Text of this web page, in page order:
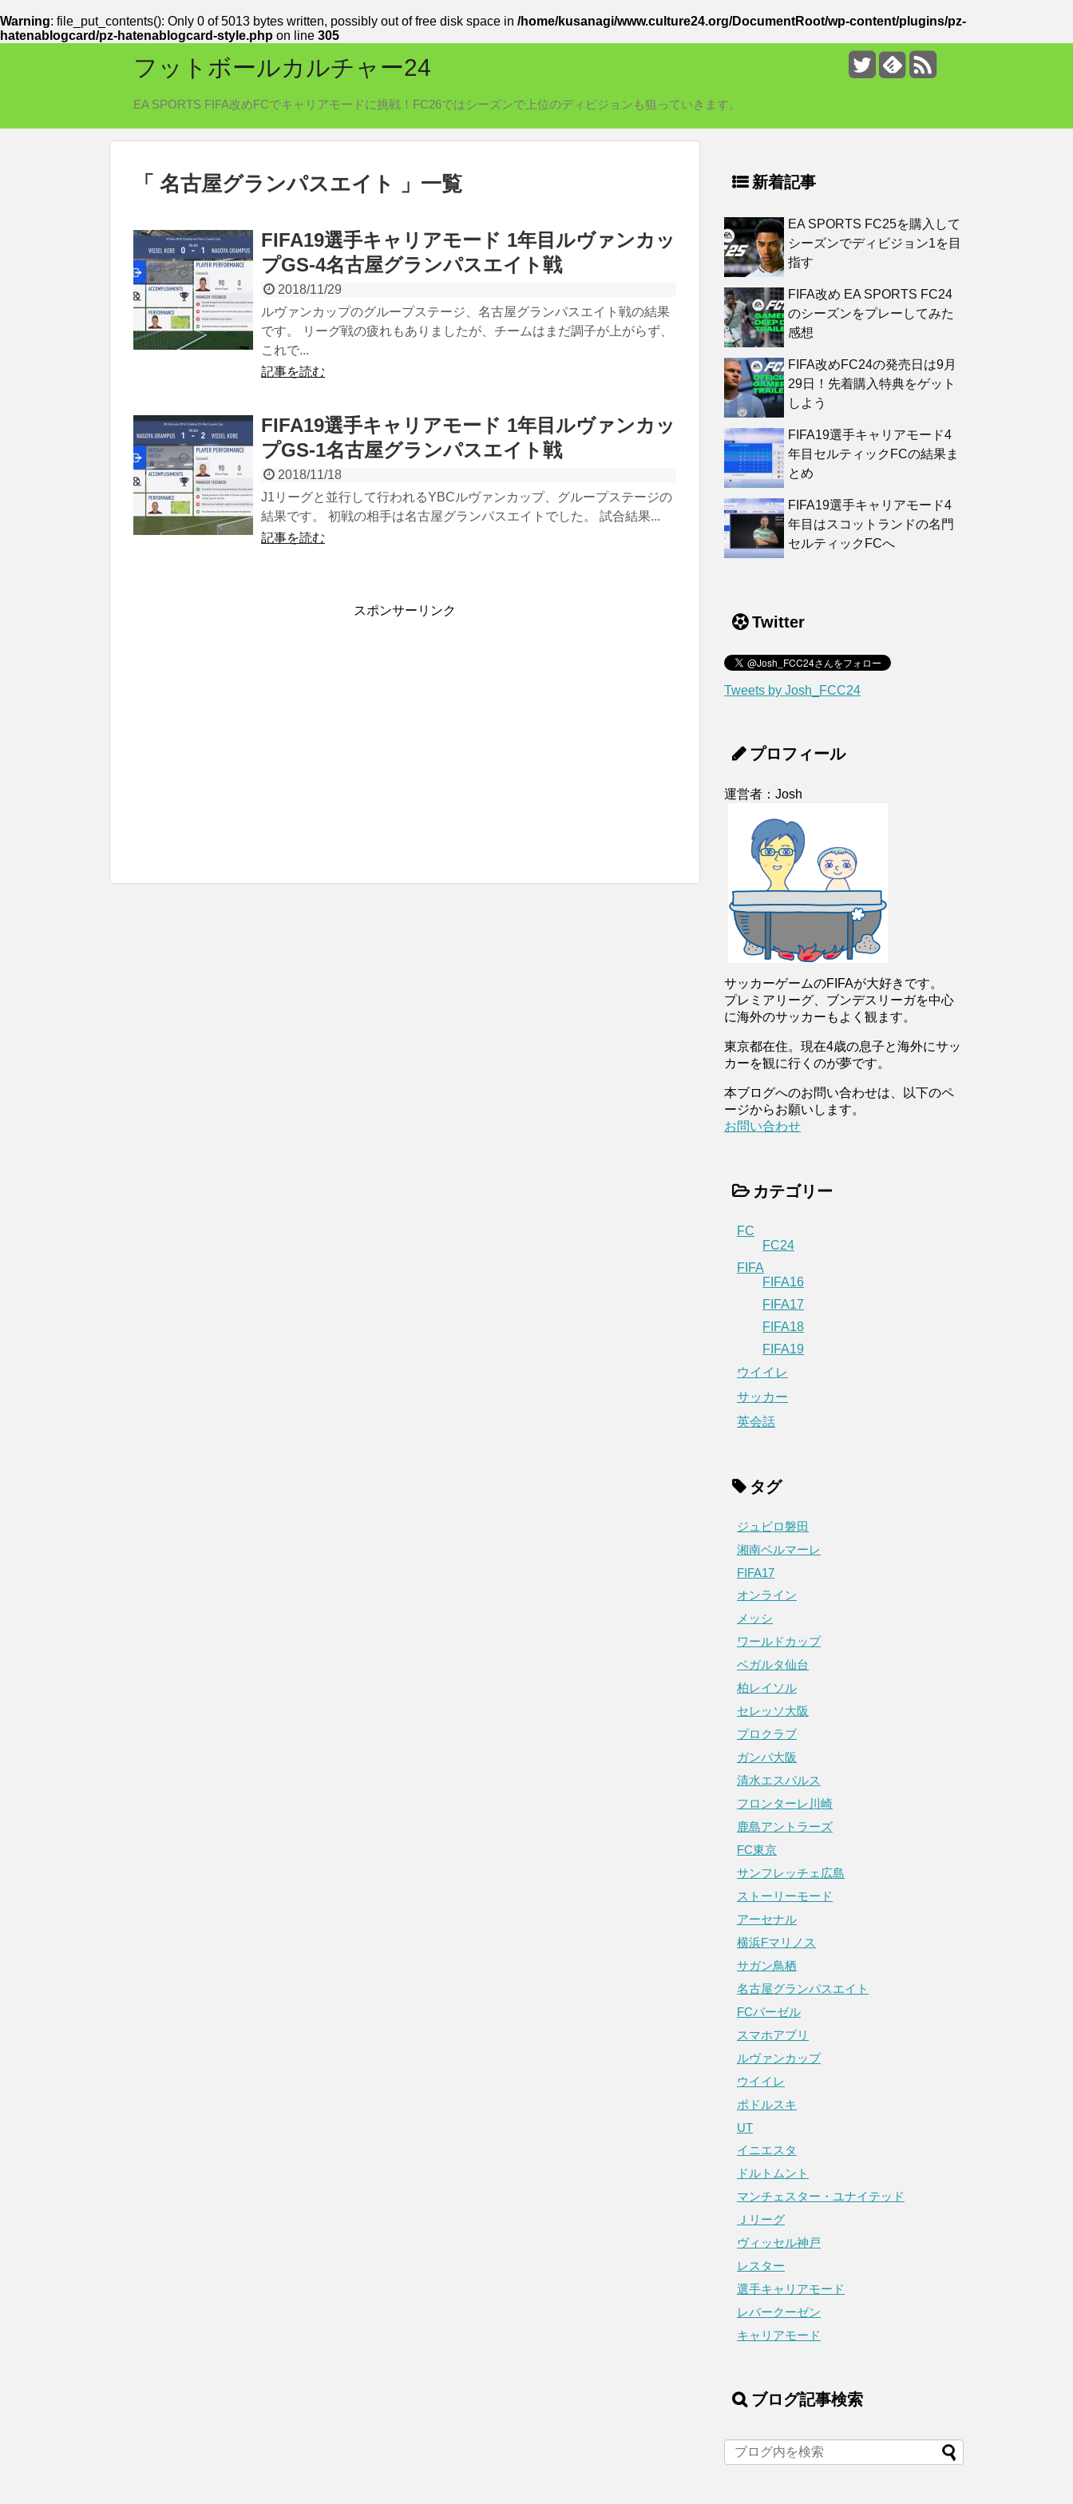
Warning: file_put_contents(): Only 0 of 5013 bytes written, possibly out of free disk space in /home/kusanagi/www.culture24.org/DocumentRoot/wp-content/plugins/pz-
hatenablogcard/pz-hatenablogcard-style.php on line 305
フットボールカルチャー24
EA SPORTS FIFA改めFCでキャリアモードに挑戦！FC26ではシーズンで上位のディビジョンも狙っていきます。
「 名古屋グランパスエイト 」一覧
FIFA19選手キャリアモード 1年目ルヴァンカッ
プGS-4名古屋グランパスエイト戦
2018/11/29
ルヴァンカップのグループステージ、名古屋グランパスエイト戦の結果
です。 リーグ戦の疲れもありましたが、チームはまだ調子が上がらず、
これで...
記事を読む
FIFA19選手キャリアモード 1年目ルヴァンカッ
プGS-1名古屋グランパスエイト戦
2018/11/18
J1リーグと並行して行われるYBCルヴァンカップ、グループステージの
結果です。 初戦の相手は名古屋グランパスエイトでした。 試合結果...
記事を読む
スポンサーリンク
新着記事
EA SPORTS FC25を購入して
シーズンでディビジョン1を目
指す
FIFA改め EA SPORTS FC24
のシーズンをプレーしてみた
感想
FIFA改めFC24の発売日は9月
29日！先着購入特典をゲット
しよう
FIFA19選手キャリアモード4
年目セルティックFCの結果ま
とめ
FIFA19選手キャリアモード4
年目はスコットランドの名門
セルティックFCへ
Twitter
Tweets by Josh_FCC24
プロフィール
運営者：Josh
サッカーゲームのFIFAが大好きです。
プレミアリーグ、ブンデスリーガを中心
に海外のサッカーもよく観ます。
東京都在住。現在4歳の息子と海外にサッ
カーを観に行くのが夢です。
本ブログへのお問い合わせは、以下のペ
ージからお願いします。
お問い合わせ
カテゴリー
FC
FC24
FIFA
FIFA16
FIFA17
FIFA18
FIFA19
ウイイレ
サッカー
英会話
タグ
ジュビロ磐田
湘南ベルマーレ
FIFA17
オンライン
メッシ
ワールドカップ
ベガルタ仙台
柏レイソル
セレッソ大阪
プロクラブ
ガンバ大阪
清水エスパルス
フロンターレ川崎
鹿島アントラーズ
FC東京
サンフレッチェ広島
ストーリーモード
アーセナル
横浜Fマリノス
サガン鳥栖
名古屋グランパスエイト
FCバーゼル
スマホアプリ
ルヴァンカップ
ウイイレ
ポドルスキ
UT
イニエスタ
ドルトムント
マンチェスター・ユナイテッド
Ｊリーグ
ヴィッセル神戸
レスター
選手キャリアモード
レバークーゼン
キャリアモード
ブログ記事検索